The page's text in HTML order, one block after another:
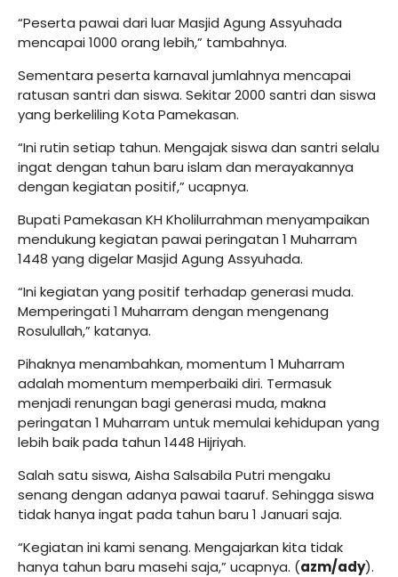
“Peserta pawai dari luar Masjid Agung Assyuhada
mencapai 1000 orang lebih,” tambahnya.
Sementara peserta karnaval jumlahnya mencapai
ratusan santri dan siswa. Sekitar 2000 santri dan siswa
yang berkeliling Kota Pamekasan.
“Ini rutin setiap tahun. Mengajak siswa dan santri selalu
ingat dengan tahun baru islam dan merayakannya
dengan kegiatan positif,” ucapnya.
Bupati Pamekasan KH Kholilurrahman menyampaikan
mendukung kegiatan pawai peringatan 1 Muharram
1448 yang digelar Masjid Agung Assyuhada.
“Ini kegiatan yang positif terhadap generasi muda.
Memperingati 1 Muharram dengan mengenang
Rosulullah,” katanya.
Pihaknya menambahkan, momentum 1 Muharram
adalah momentum memperbaiki diri. Termasuk
menjadi renungan bagi generasi muda, makna
peringatan 1 Muharram untuk memulai kehidupan yang
lebih baik pada tahun 1448 Hijriyah.
Salah satu siswa, Aisha Salsabila Putri mengaku
senang dengan adanya pawai taaruf. Sehingga siswa
tidak hanya ingat pada tahun baru 1 Januari saja.
“Kegiatan ini kami senang. Mengajarkan kita tidak
hanya tahun baru masehi saja,” ucapnya. (azm/ady).